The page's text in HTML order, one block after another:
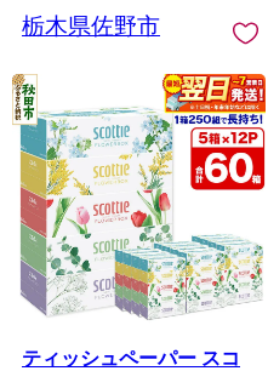
栃木県佐野市
ティッシュペーパー スコ